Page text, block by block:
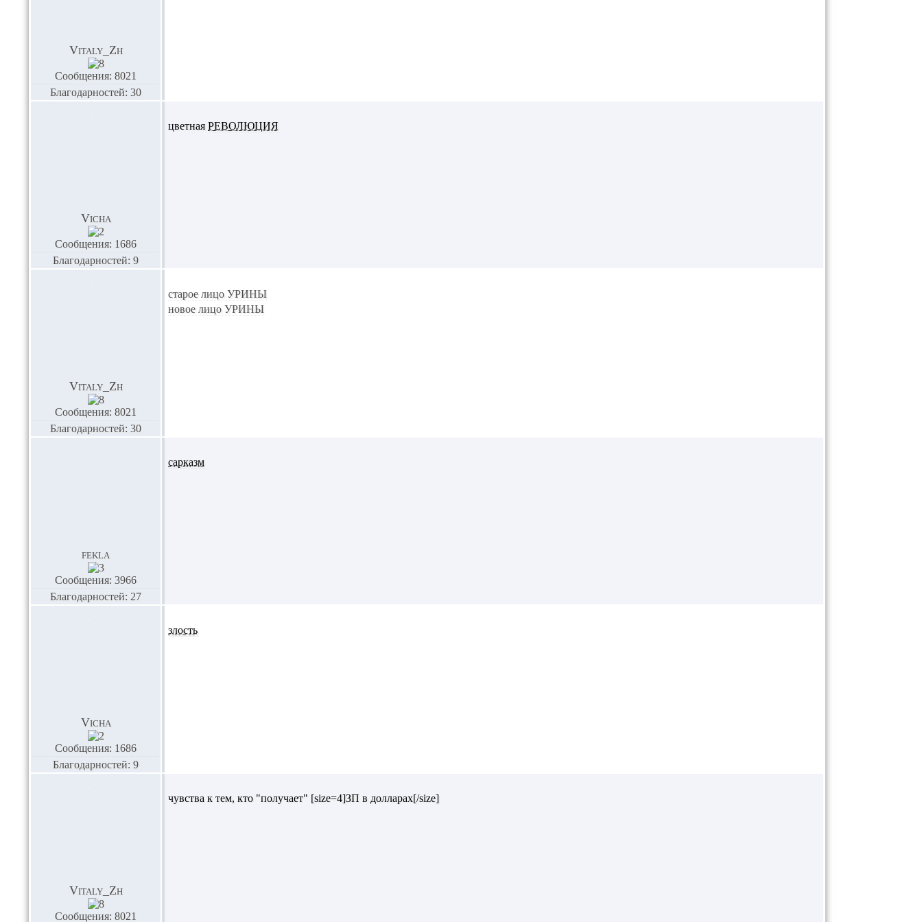
Vitaly_Zh
Сообщения: 8021
Благодарностей: 30
Vicha
Сообщения: 1686
Благодарностей: 9
цветная РЕВОЛЮЦИЯ
Vitaly_Zh
Сообщения: 8021
Благодарностей: 30
старое лицо УРИНЫ
новое лицо УРИНЫ
fekla
Сообщения: 3966
Благодарностей: 27
сарказм
Vicha
Сообщения: 1686
Благодарностей: 9
злость
Vitaly_Zh
Сообщения: 8021
чувства к тем, кто "получает" [size=4]ЗП в долларах[/size]